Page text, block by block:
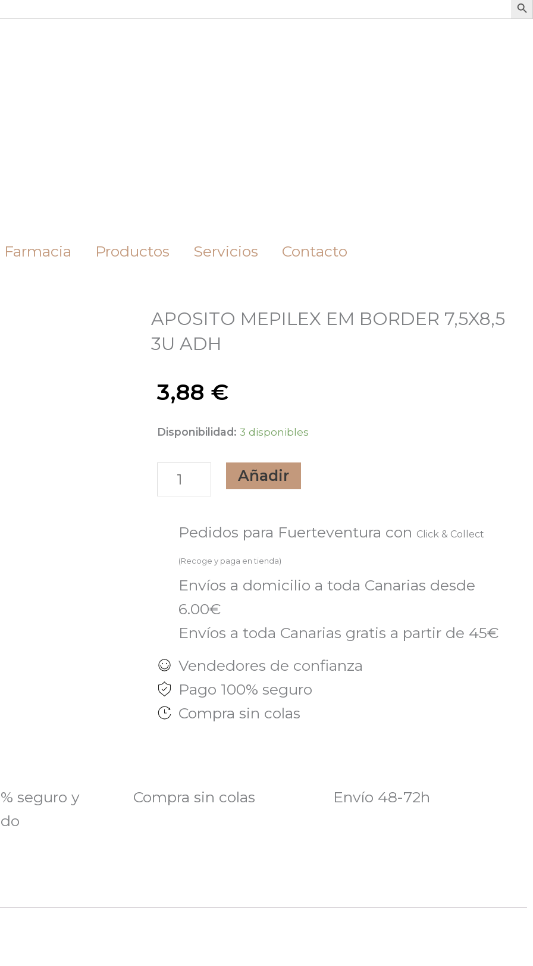
Farmacia Productos Servicios Contacto
APOSITO MEPILEX EM BORDER 7,5X8,5
3U ADH
3,88 €
Disponibilidad: 3 disponibles
APOSITO
EM
7,5X8,5
Añadir
Pedidos para Fuerteventura con Click & Collect
(Recoge y paga en tienda)
Envíos a domicilio a toda Canarias desde
6.00€
Envíos a toda Canarias gratis a partir de 45€
Vendedores de confianza
Pago 100% seguro
Compra sin colas
seguro y
Compra sin colas Envío 48-72h